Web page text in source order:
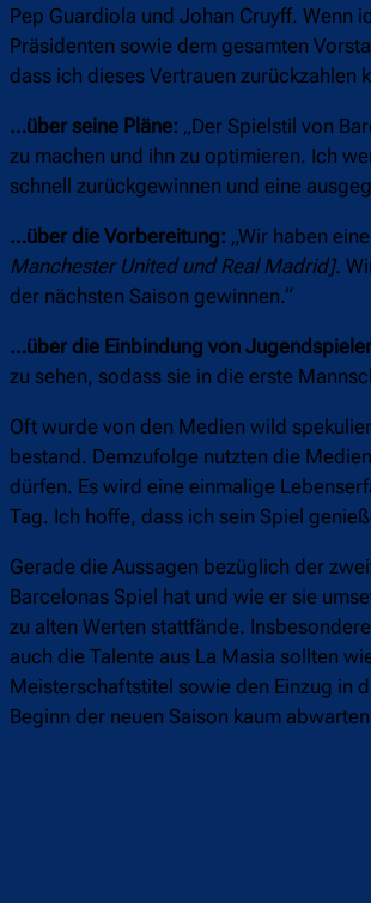
Pep Guardiola und Johan Cruyff. Wenn
Präsidenten sowie dem gesamten
dass ich dieses Vertrauen zurückzahlen
…über seine Pläne: „Der Spielstil von
zu machen und ihn zu optimieren. Ich
schnell zurückgewinnen und eine
…über die Vorbereitung: „Wir haben
Manchester United und Real Madrid].
der nächsten Saison gewinnen.“
…über die Einbindung von
zu sehen, sodass sie in die erste
Oft wurde von den Medien wild
bestand. Demzufolge nutzten die
dürfen. Es wird eine einmalige
Tag. Ich hoffe, dass ich sein Spiel
Gerade die Aussagen bezüglich der
Barcelonas Spiel hat und wie er sie
zu alten Werten stattfände.
auch die Talente aus La Masia sollten
Meisterschaftstitel sowie den Einzug in
Beginn der neuen Saison kaum